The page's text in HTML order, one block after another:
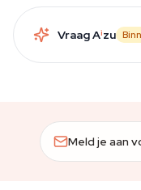
Vraag Aizu
Meld je aan